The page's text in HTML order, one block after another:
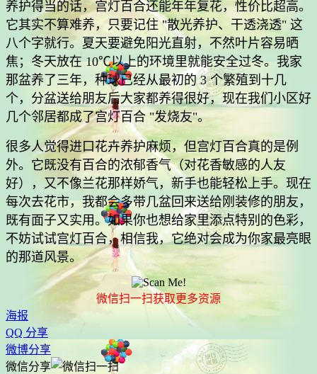
养护得当的话，宫灯百合还能年年复花，性价比超高。
它其实不算难养，只要记住 "散光养护、干透浇透" 这
八个字就行。夏天要避免阳光直射，不然叶片容易晒
焦；冬天放在 10℃以上的环境里就能安全过冬。我家
那盆养了三年，种球已经从最初的 3 个繁殖到十几
个，分盆送给朋友后大家都养得很好，现在我们小区好
几个邻居都成了宫灯百合 "发烧友"。
很多人觉得进口花卉养护麻烦，但宫灯百合真的是例
外。它既没有百合的浓郁香气（对花香敏感的人友
好），又不像兰花那样娇气，新手也能轻松上手。现在
每次去花市，我都会多带几盆回来送给刚装修的朋友，
既有面子又实用。如果你也想给家里添点特别的色彩，
不妨试试宫灯百合，相信我，它绝对会成为你家最亮眼
的那道风景。
微信扫一扫获取更多资源
海报
QQ 分享
微博分享
微信分享